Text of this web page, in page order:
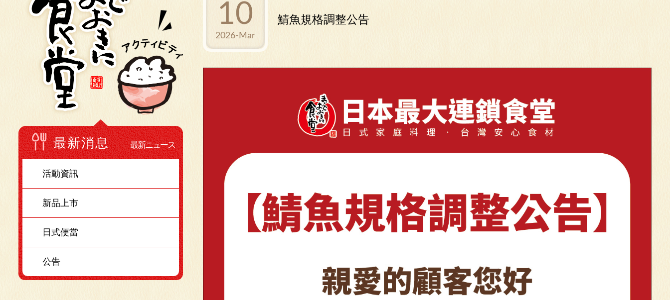
最新消息 最新ニュース
活動資訊
新品上市
日式便當
公告
10
2026-Mar
鯖魚規格調整公告